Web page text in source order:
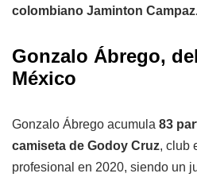
colombiano Jaminton
Gonzalo Ábrego,
México
Gonzalo Ábrego acumula 83
camiseta de Godoy Cruz, club
profesional en 2020, siendo un